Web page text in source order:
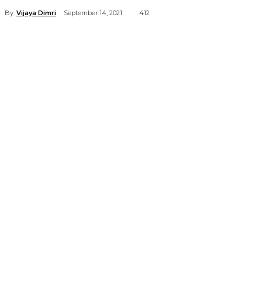
By Vijaya Dimri September 14, 2021 412